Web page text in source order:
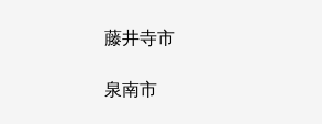
藤井寺市
泉南市